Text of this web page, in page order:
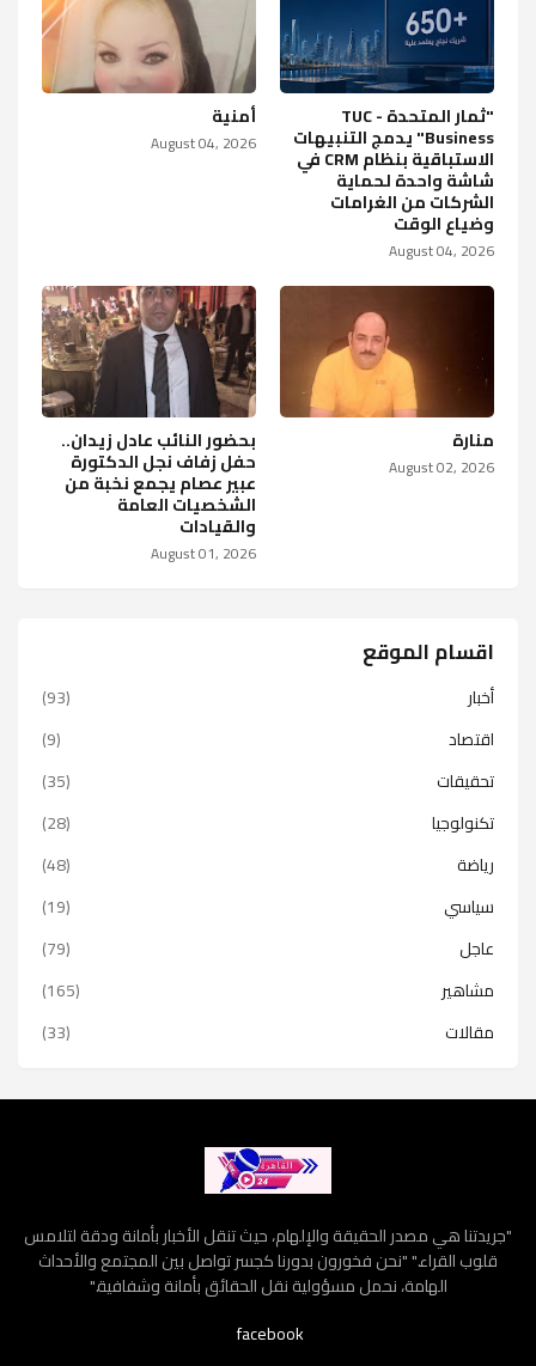
"ثمار المتحدة - TUC
Business" يدمج التنبيهات
الاستباقية بنظام CRM في
شاشة واحدة لحماية
الشركات من الغرامات
وضياع الوقت
August 04, 2026
أمنية
August 04, 2026
منارة
August 02, 2026
بحضور النائب عادل زيدان..
حفل زفاف نجل الدكتورة
عبير عصام يجمع نخبة من
الشخصيات العامة
والقيادات
August 01, 2026
اقسام الموقع
أخبار
(93)
اقتصاد
(9)
تحقيقات
(35)
تكنولوجيا
(28)
رياضة
(48)
سياسي
(19)
عاجل
(79)
مشاهير
(165)
مقالات
(33)
"جريدتنا هي مصدر الحقيقة والإلهام، حيث تنقل الأخبار بأمانة ودقة لتلامس
قلوب القراء." "نحن فخورون بدورنا كجسر تواصل بين المجتمع والأحداث
الهامة، نحمل مسؤولية نقل الحقائق بأمانة وشفافية."
facebook